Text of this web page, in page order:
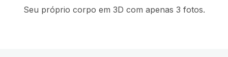
Seu próprio corpo em 3D com apenas 3 fotos.